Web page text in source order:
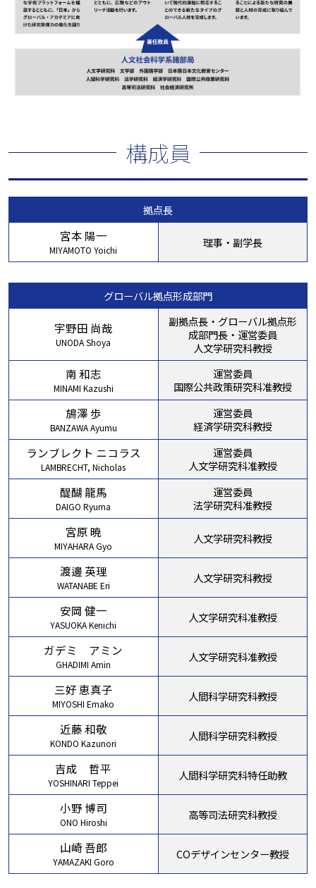
構成員
拠点長
宮本 陽一
MIYAMOTO Yoichi
理事・副学長
グローバル拠点形成部門
宇野田 尚哉
UNODA Shoya
副拠点長・グローバル拠点形
成部門長・運営委員
人文学研究科教授
南 和志
MINAMI Kazushi
運営委員
国際公共政策研究科准教授
鴋澤 歩
BANZAWA Ayumu
運営委員
経済学研究科教授
ランブレクト ニコラス
LAMBRECHT, Nicholas
運営委員
人文学研究科准教授
醍醐 龍馬
DAIGO Ryuma
運営委員
法学研究科准教授
宮原 暁
MIYAHARA Gyo
人文学研究科教授
渡邊 英理
WATANABE Eri
人文学研究科教授
安岡 健一
YASUOKA Kenichi
人文学研究科准教授
ガデミ アミン
GHADIMI Amin
人文学研究科准教授
三好 恵真子
MIYOSHI Emako
人間科学研究科教授
近藤 和敬
KONDO Kazunori
人間科学研究科教授
吉成 哲平
YOSHINARI Teppei
人間科学研究科特任助教
小野 博司
ONO Hiroshi
高等司法研究科教授
山崎 吾郎
YAMAZAKI Goro
COデザインセンター教授